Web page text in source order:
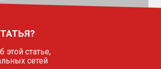
этой статье,
сетей